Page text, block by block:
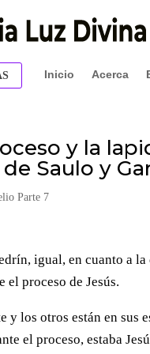
Inicio Acerca
y la
Saulo y
Parte 7
igual, en cuanto a
el proceso de Jesús.
y los otros están en sus
el proceso, estaba